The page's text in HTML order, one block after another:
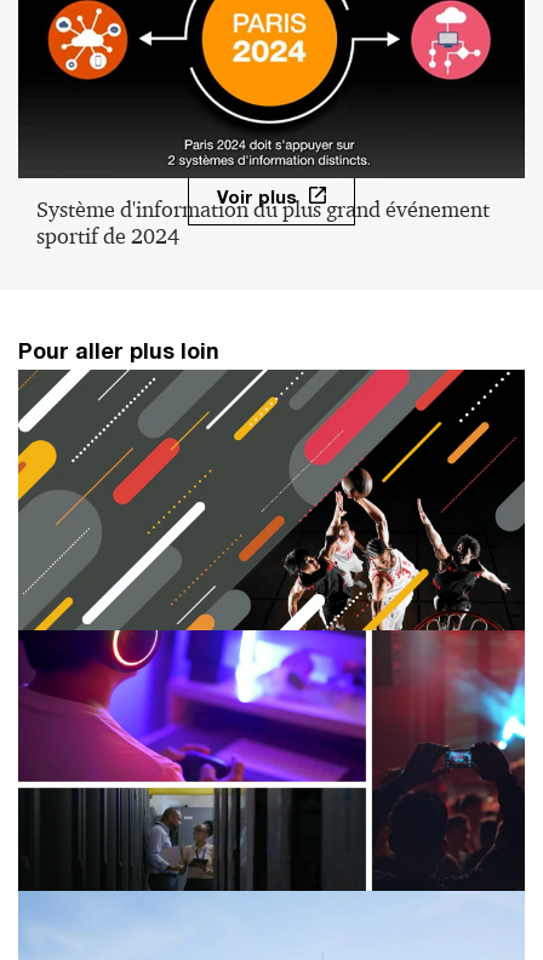
Système d'information du plus grand événement
sportif de 2024
Voir plus
Pour aller plus loin
05/07/23
Le sport français en mouvement - Global Sports
Survey 2023